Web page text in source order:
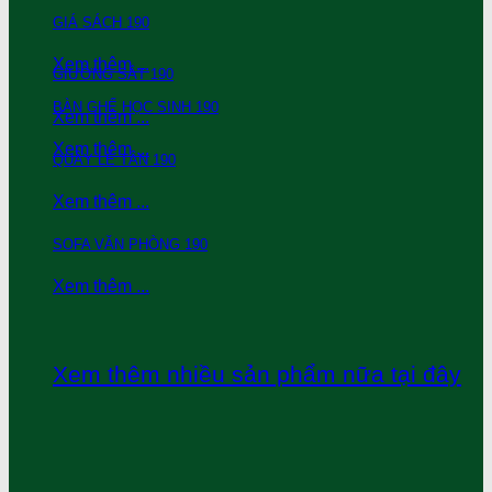
GIÁ SÁCH 190
Xem thêm ...
BÀN GHẾ HỌC SINH 190
Xem thêm ...
GIƯỜNG SẮT 190
Xem thêm ...
QUẦY LỄ TÂN 190
Xem thêm ...
SOFA VĂN PHÒNG 190
Xem thêm ...
Xem thêm nhiều sản phẩm nữa tại đây